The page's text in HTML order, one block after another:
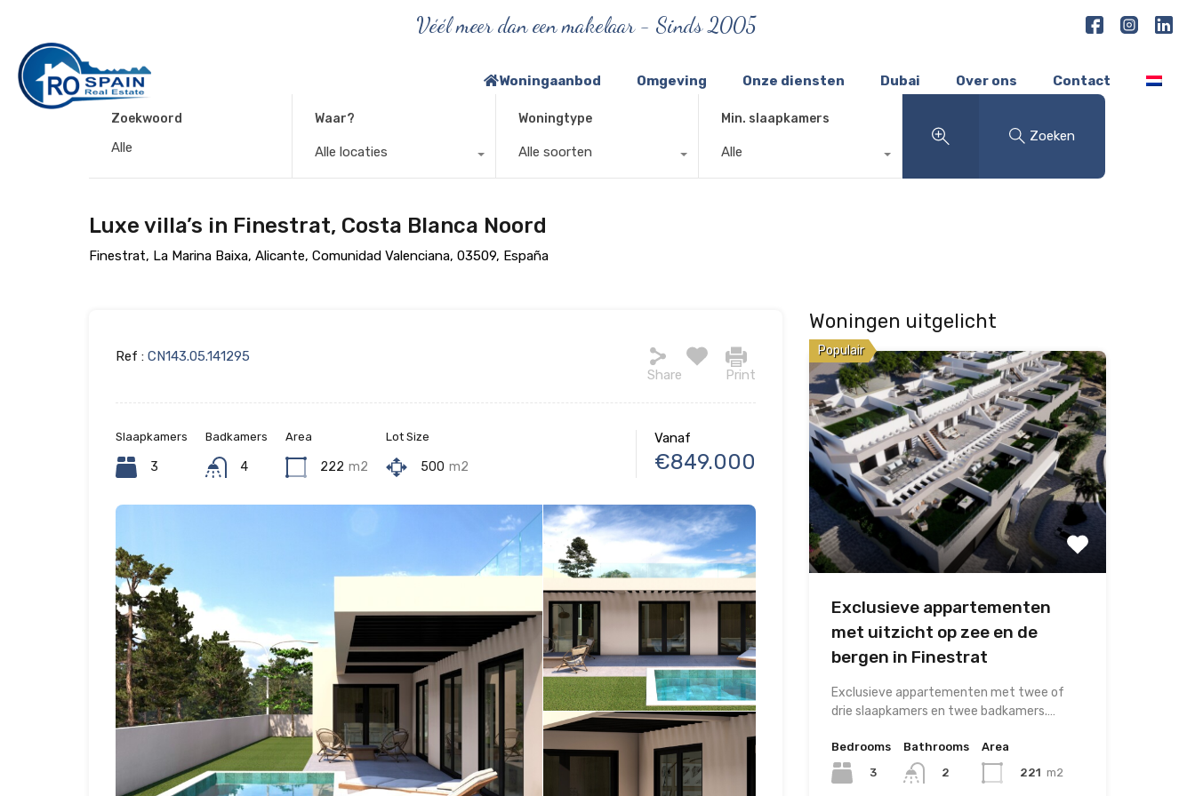
Véél meer dan een makelaar - Sinds 2005
Woningaanbod Omgeving Onze diensten Dubai Over ons Contact
Zoekwoord Waar?
Alle locaties
Woningtype
Alle soorten
Min. slaapkamers
Alle
Zoeken
Luxe villa’s in Finestrat, Costa Blanca Noord
Finestrat, La Marina Baixa, Alicante, Comunidad Valenciana, 03509, España
Ref : CN143.05.141295
Share
Print
Vanaf
€849.000
Slaapkamers
3
Badkamers
4
Area
222 m2
Lot Size
500 m2
Woningen uitgelicht
Populair
Exclusieve appartementen
met uitzicht op zee en de
bergen in Finestrat
Exclusieve appartementen met twee of
drie slaapkamers en twee badkamers.…
Bedrooms
3
Bathrooms
2
Area
221 m2